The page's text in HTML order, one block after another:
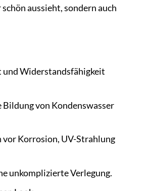
aussieht, sondern auch
und Widerstandsfähigkeit
von Kondenswasser
vor Korrosion, UV-Strahlung
unkomplizierte Verlegung.